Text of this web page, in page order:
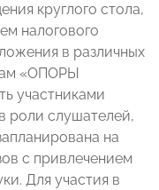
круглого стола,
налогового
в различных
«ОПОРЫ
участниками
роли слушателей,
на
с привлечением
Для участия в